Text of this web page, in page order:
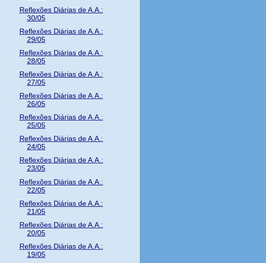
Reflexões Diárias de A.A.:
30/05
Reflexões Diárias de A.A.:
29/05
Reflexões Diárias de A.A.:
28/05
Reflexões Diárias de A.A.:
27/05
Reflexões Diárias de A.A.:
26/05
Reflexões Diárias de A.A.:
25/05
Reflexões Diárias de A.A.:
24/05
Reflexões Diárias de A.A.:
23/05
Reflexões Diárias de A.A.:
22/05
Reflexões Diárias de A.A.:
21/05
Reflexões Diárias de A.A.:
20/05
Reflexões Diárias de A.A.:
19/05